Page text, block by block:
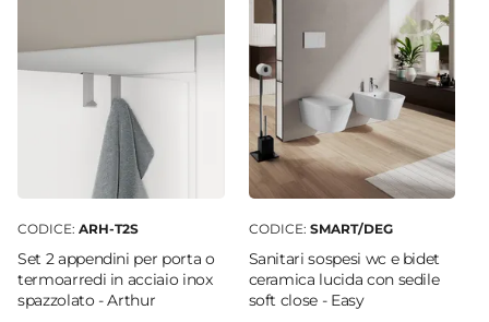
CODICE: ARH-T2S
Set 2 appendini per porta o
termoarredi in acciaio inox
spazzolato - Arthur
CODICE: SMART/DEG
Sanitari sospesi wc e bidet
ceramica lucida con sedile
soft close - Easy